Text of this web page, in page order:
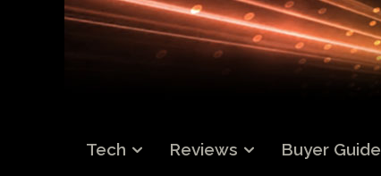
Tech Reviews Buyer Guide